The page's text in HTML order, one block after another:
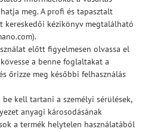
meg. A profi és tapasztalt
kereskedői kézikönyv megtalálható
előtt figyelmesen olvassa el
a benne foglaltakat a
őrizze meg későbbi felhasználás
kell tartani a személyi sérülések,
anyagi károsodásának
a termék helytelen használatából